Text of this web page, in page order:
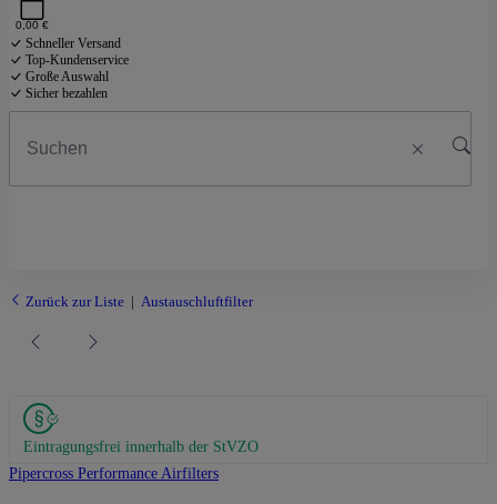
0,00 €
Schneller Versand
Top-Kundenservice
Große Auswahl
Sicher bezahlen
Zurück zur Liste Austauschluftfilter
Eintragungsfrei innerhalb der StVZO
Pipercross Performance Airfilters